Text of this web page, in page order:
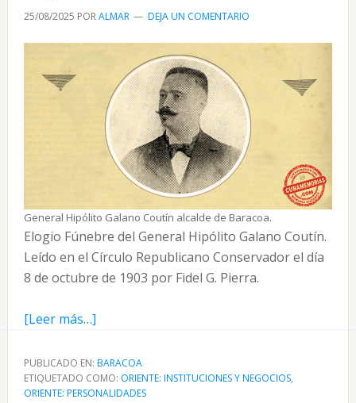
25/08/2025 PORALMAR DEJA UN COMENTARIO
General Hipólito Galano Coutín alcalde de Baracoa.
Elogio Fúnebre del General Hipólito Galano Coutín.
Leído en el Círculo Republicano Conservador el día
8 de octubre de 1903 por Fidel G. Pierra.
[Leer más…]acerca
Elogio
Fúnebre
PUBLICADO EN: BARACOA
ETIQUETADO COMO: ORIENTE: INSTITUCIONES Y NEGOCIOS,
ORIENTE: PERSONALIDADES